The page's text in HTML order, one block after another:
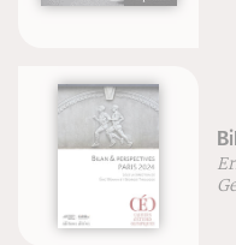
Paris 2024